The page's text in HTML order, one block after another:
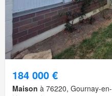
184 000 €
Maison à 76220, Gournay-